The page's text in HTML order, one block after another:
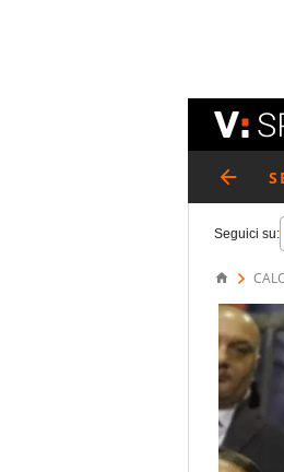
Seguici su: